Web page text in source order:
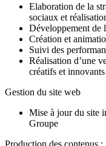
Elaboration de la
sociaux et
Développement de
Création et
Suivi des
Réalisation d’une
créatifs et innovants
Gestion du site web
Mise à jour du site
Groupe
Production des contenus :